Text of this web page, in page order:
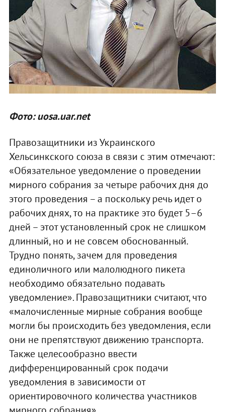
Фото: uosa.uar.net
Правозащитники из Украинского
Хельсинкского союза в связи с этим отмечают:
«Обязательное уведомление о проведении
мирного собрания за четыре рабочих дня до
этого проведения – а поскольку речь идет о
рабочих днях, то на практике это будет 5–6
дней – этот установленный срок не слишком
длинный, но и не совсем обоснованный.
Трудно понять, зачем для проведения
единоличного или малолюдного пикета
необходимо обязательно подавать
уведомление». Правозащитники считают, что
«малочисленные мирные собрания вообще
могли бы происходить без уведомления, если
они не препятствуют движению транспорта.
Также целесообразно ввести
дифференцированный срок подачи
уведомления в зависимости от
ориентировочного количества участников